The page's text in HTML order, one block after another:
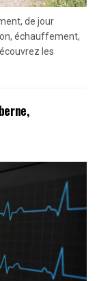
de jour
échauffement,
les